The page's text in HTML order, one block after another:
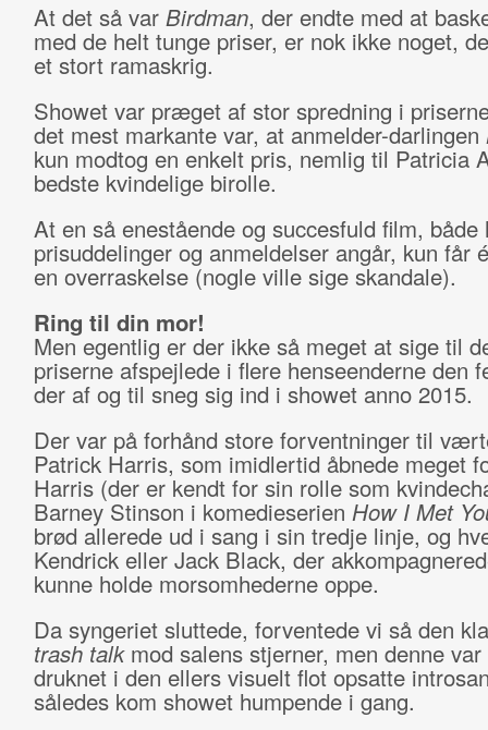
At det så var Birdman, der endte med at
med de helt tunge priser, er nok ikke noget,
et stort ramaskrig.
Showet var præget af stor spredning i
det mest markante var, at anmelder-darlingen
kun modtog en enkelt pris, nemlig til Patricia
bedste kvindelige birolle.
At en så enestående og succesfuld film, både
prisuddelinger og anmeldelser angår, kun får
en overraskelse (nogle ville sige skandale).
Ring til din mor!
Men egentlig er der ikke så meget at sige til
priserne afspejlede i flere henseenderne den
der af og til sneg sig ind i showet anno 2015.
Der var på forhånd store forventninger til
Patrick Harris, som imidlertid åbnede meget
Harris (der er kendt for sin rolle som
Barney Stinson i komedieserien How I Met
brød allerede ud i sang i sin tredje linje, og
Kendrick eller Jack Black, der
kunne holde morsomhederne oppe.
Da syngeriet sluttede, forventede vi så den
trash talkmod salens stjerner, men denne
druknet i den ellers visuelt flot opsatte
således kom showet humpende i gang.